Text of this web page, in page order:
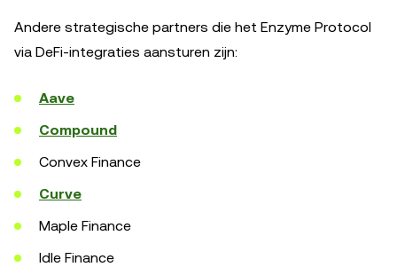
Andere strategische partners die het Enzyme Protocol
via DeFi-integraties aansturen zijn:
Aave
Compound
Convex Finance
Curve
Maple Finance
Idle Finance